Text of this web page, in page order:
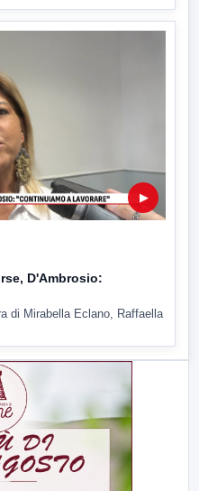
▶
D'Ambrosio:
di Mirabella Eclano, Raffaella